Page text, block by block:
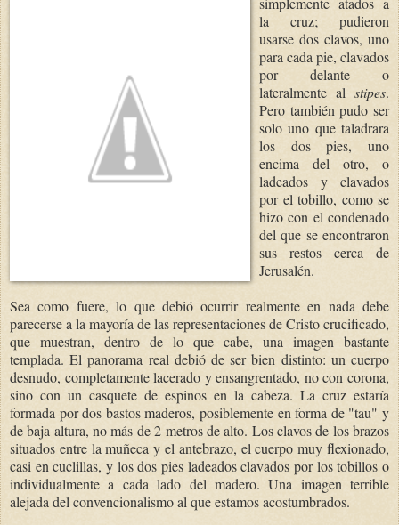
la cruz; pudieron
usarse dos clavos, uno
para cada pie, clavados
por delante o
lateralmente al stipes.
Pero también pudo ser
solo uno que taladrara
los dos pies, uno
encima del otro, o
ladeados y clavados
por el tobillo, como se
hizo con el condenado
del que se encontraron
sus restos cerca de
Jerusalén.
Sea como fuere, lo que debió ocurrir realmente en nada debe
parecerse a la mayoría de las representaciones de Cristo crucificado,
que muestran, dentro de lo que cabe, una imagen bastante
templada. El panorama real debió de ser bien distinto: un cuerpo
desnudo, completamente lacerado y ensangrentado, no con corona,
sino con un casquete de espinos en la cabeza. La cruz estaría
formada por dos bastos maderos, posiblemente en forma de "tau" y
de baja altura, no más de 2 metros de alto. Los clavos de los brazos
situados entre la muñeca y el antebrazo, el cuerpo muy flexionado,
casi en cuclillas, y los dos pies ladeados clavados por los tobillos o
individualmente a cada lado del madero. Una imagen terrible
alejada del convencionalismo al que estamos acostumbrados.